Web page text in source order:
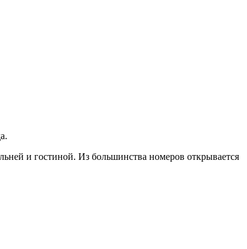
и гостиной. Из большинства номеров открывается